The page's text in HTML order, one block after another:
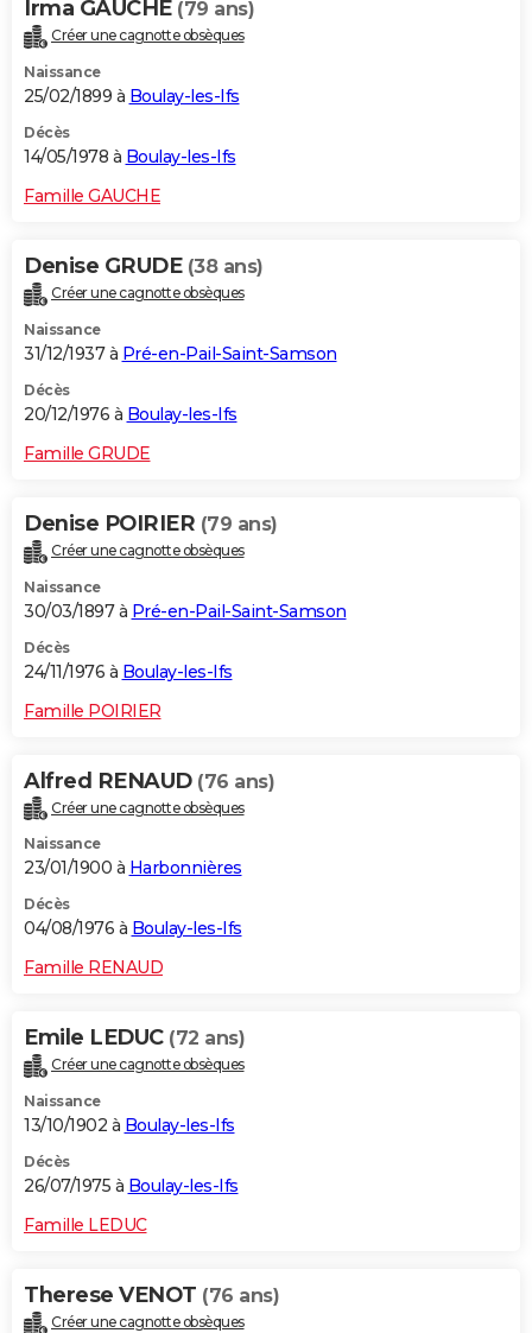
Irma GAUCHE (79 ans)
Créer une cagnotte obsèques
Naissance
25/02/1899 à Boulay-les-Ifs
Décès
14/05/1978 à Boulay-les-Ifs
Famille GAUCHE
Denise GRUDE (38 ans)
Créer une cagnotte obsèques
Naissance
31/12/1937 à Pré-en-Pail-Saint-Samson
Décès
20/12/1976 à Boulay-les-Ifs
Famille GRUDE
Denise POIRIER (79 ans)
Créer une cagnotte obsèques
Naissance
30/03/1897 à Pré-en-Pail-Saint-Samson
Décès
24/11/1976 à Boulay-les-Ifs
Famille POIRIER
Alfred RENAUD (76 ans)
Créer une cagnotte obsèques
Naissance
23/01/1900 à Harbonnières
Décès
04/08/1976 à Boulay-les-Ifs
Famille RENAUD
Emile LEDUC (72 ans)
Créer une cagnotte obsèques
Naissance
13/10/1902 à Boulay-les-Ifs
Décès
26/07/1975 à Boulay-les-Ifs
Famille LEDUC
Therese VENOT (76 ans)
Créer une cagnotte obsèques